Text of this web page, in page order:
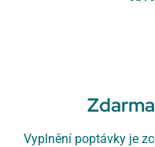
Vyplnění poptávky je